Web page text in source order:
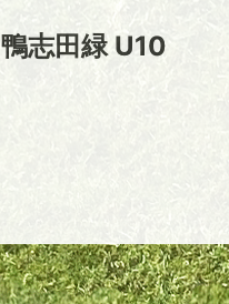
鴨志田緑 U10